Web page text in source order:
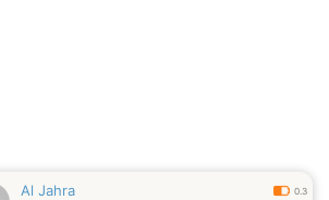
Al Jahra 0.3